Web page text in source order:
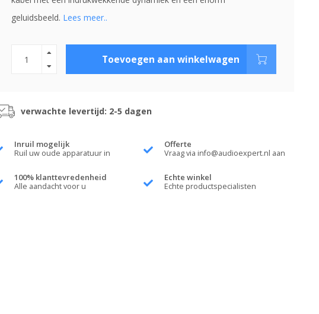
geluidsbeeld. Lees meer..
Toevoegen aan winkelwagen
verwachte levertijd: 2-5 dagen
Inruil mogelijk
Ruil uw oude apparatuur in
Offerte
Vraag via info@audioexpert.nl aan
100% klanttevredenheid
Alle aandacht voor u
Echte winkel
Echte productspecialisten